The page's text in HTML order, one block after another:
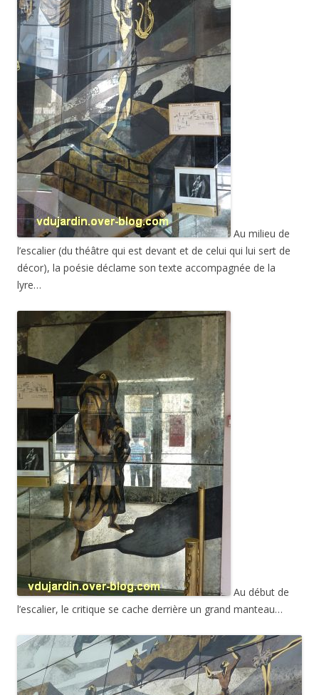
Au milieu de
l’escalier (du théâtre qui est devant et de celui qui lui sert de
décor), la poésie déclame son texte accompagnée de la
lyre…
Au début de
l’escalier, le critique se cache derrière un grand manteau…